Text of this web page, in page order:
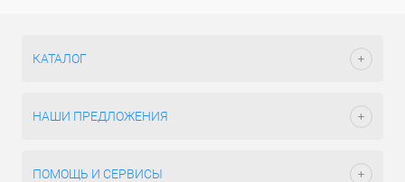
КАТАЛОГ
НАШИ ПРЕДЛОЖЕНИЯ
ПОМОЩЬ И СЕРВИСЫ